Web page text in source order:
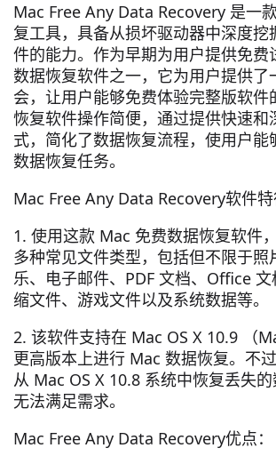
Mac Free Any Data Recovery 是一
复工具，具备从损坏驱动器中深度挖
件的能力。作为早期为用户提供免费
数据恢复软件之一，它为用户提供了
会，让用户能够免费体验完整版软件
恢复软件操作简便，通过提供快速和
式，简化了数据恢复流程，使用户能
数据恢复任务。
Mac Free Any Data Recovery软件特
1. 使用这款 Mac 免费数据恢复软件
多种常见文件类型，包括但不限于照
乐、电子邮件、PDF 文档、Office
缩文件、游戏文件以及系统数据等。
2. 该软件支持在 Mac OS X 10.9 （
更高版本上进行 Mac 数据恢复。不
从 Mac OS X 10.8 系统中恢复丢失
无法满足需求。
Mac Free Any Data Recovery优点：